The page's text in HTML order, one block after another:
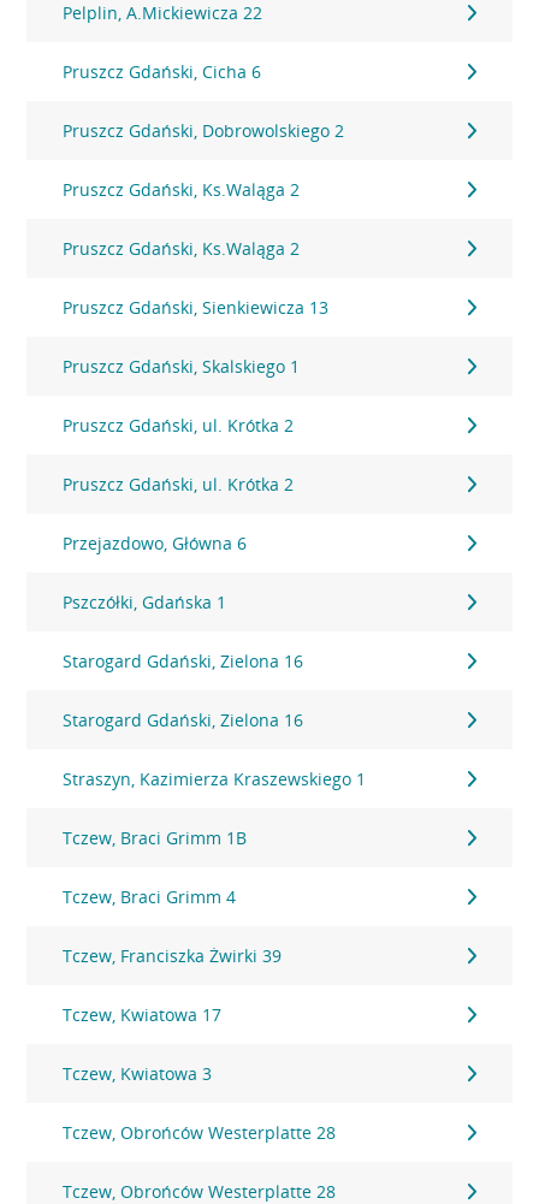
Pelplin, A.Mickiewicza 22
Pruszcz Gdański, Cicha 6
Pruszcz Gdański, Dobrowolskiego 2
Pruszcz Gdański, Ks.Waląga 2
Pruszcz Gdański, Ks.Waląga 2
Pruszcz Gdański, Sienkiewicza 13
Pruszcz Gdański, Skalskiego 1
Pruszcz Gdański, ul. Krótka 2
Pruszcz Gdański, ul. Krótka 2
Przejazdowo, Główna 6
Pszczółki, Gdańska 1
Starogard Gdański, Zielona 16
Starogard Gdański, Zielona 16
Straszyn, Kazimierza Kraszewskiego 1
Tczew, Braci Grimm 1B
Tczew, Braci Grimm 4
Tczew, Franciszka Żwirki 39
Tczew, Kwiatowa 17
Tczew, Kwiatowa 3
Tczew, Obrońców Westerplatte 28
Tczew, Obrońców Westerplatte 28